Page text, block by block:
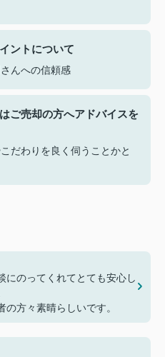
ントについて
んへの信頼感
ご売却の方へアドバイスを
だわりを良く伺うことかと
にのってくれてとても安心し
方々素晴らしいです。